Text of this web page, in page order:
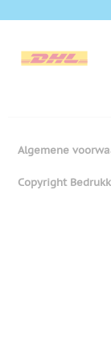
Algemene
Copyright